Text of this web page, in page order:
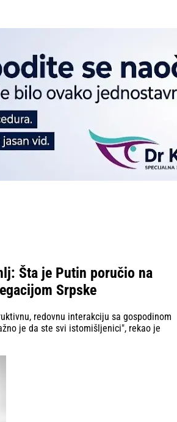
Šta je Putin poručio na
Srpske
redovnu interakciju sa gospodinom
je da ste svi istomišljenici", rekao je